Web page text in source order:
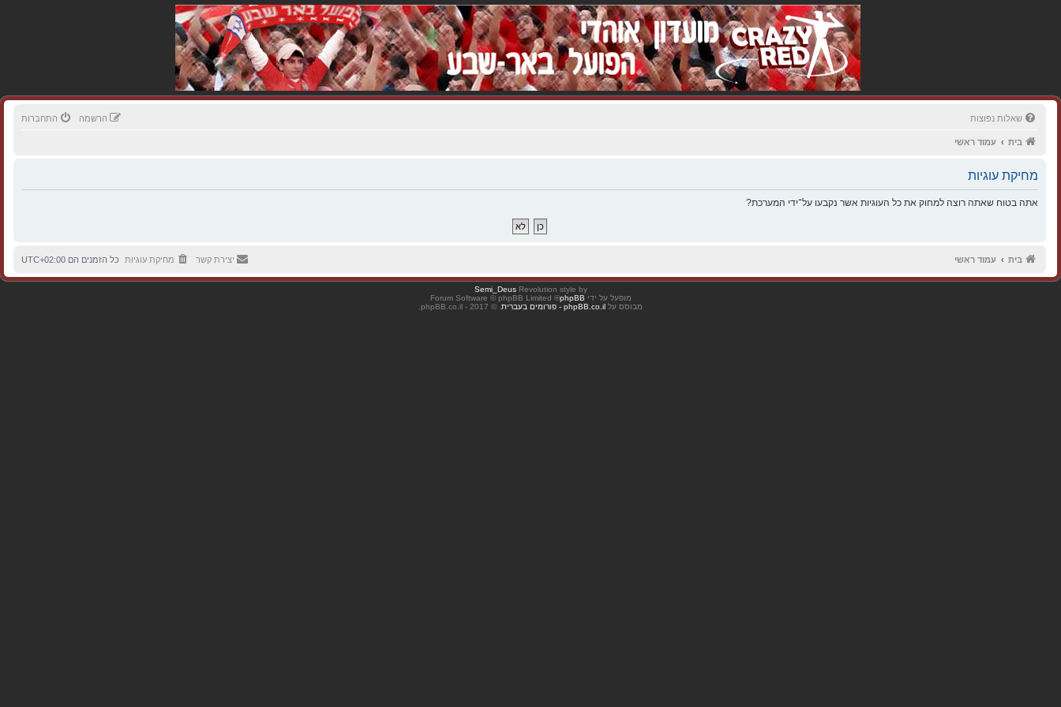
שאלות נפוצות התחברות הרשמה
בית עמוד ראשי
מחיקת עוגיות
אתה בטוח שאתה רוצה למחוק את כל העוגיות אשר נקבעו על־ידי המערכת?
בית עמוד ראשי כל הזמנים הם UTC+02:00 מחיקת עוגיות יצירת קשר
Revolution style by
Semi_Deus
מופעל על ידי phpBB
® Forum Software © phpBB Limited
מבוסס על phpBB.co.il - פורומים בעברית . © 2017 - phpBB.co.il.